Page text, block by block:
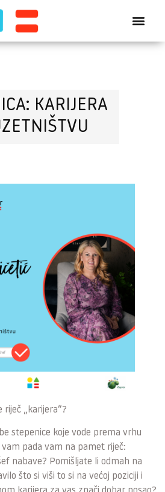
KARIJERA
riječ „karijera“?
stepenice koje vode prema vrhu
pada vam na pamet riječ:
nabave? Pomišljate li odmah na
što si viši to si na većoj poziciji i